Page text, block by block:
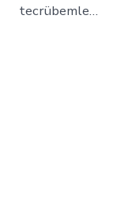
tecrübemle…